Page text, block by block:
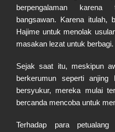
berpengalaman
bangsawan. Karena itulah,
Hajime untuk menolak
masakan lezat untuk berbagi.
Sejak saat itu, meskipun
berkerumun seperti
bersyukur, mereka mulai
bercanda mencoba untuk
Terhadap para